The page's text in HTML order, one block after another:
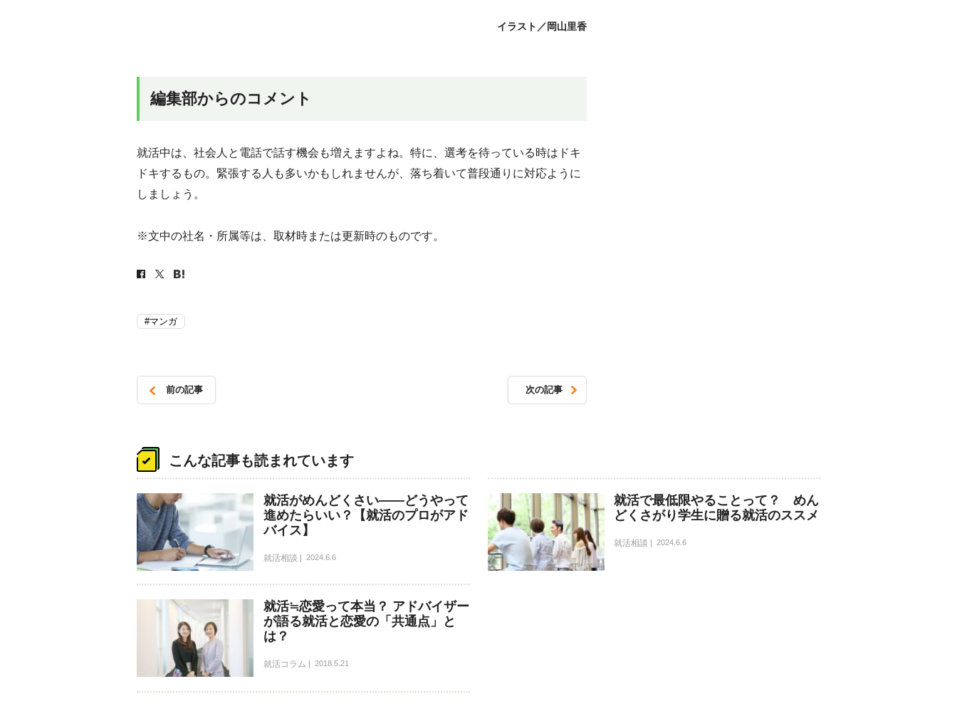
イラスト／岡山里香
編集部からのコメント
就活中は、社会人と電話で話す機会も増えますよね。特に、選考を待っている時はドキ
ドキするもの。緊張する人も多いかもしれませんが、落ち着いて普段通りに対応ように
しましょう。
※文中の社名・所属等は、取材時または更新時のものです。
#マンガ
ビ
ゲ
ー
シ
ョ
前の記事 次の記事
こんな記事も読まれています
就活がめんどくさい――どうやって
進めたらいい？【就活のプロがアド
バイス】
就活相談 2024.6.6
就活で最低限やることって？ めん
どくさがり学生に贈る就活のススメ
就活相談 2024.6.6
就活≒恋愛って本当？ アドバイザー
が語る就活と恋愛の「共通点」と
は？
就活コラム 2018.5.21